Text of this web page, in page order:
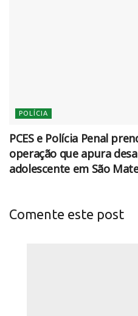
POLÍCIA
PCES e Polícia Penal
operação que apura
adolescente em São
Comente este post